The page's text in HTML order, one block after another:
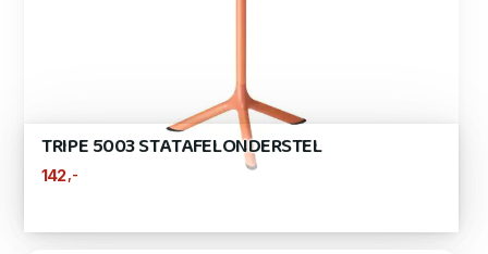
TRIPE 5003 STATAFELONDERSTEL
142 ,-